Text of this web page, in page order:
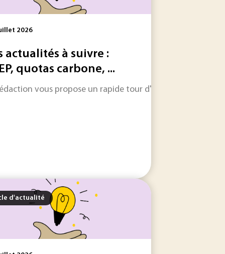
les contaminants déjà présents. Entre usages
les informations qui feront l'actualité industrielle dans
2026
actualités à suivre :
quotas carbone, ...
vous propose un rapide tour d'horizon sur les
d'actualité